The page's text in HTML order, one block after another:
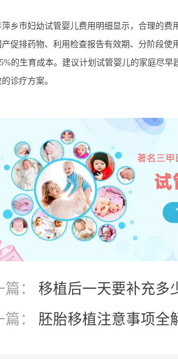
萍乡市妇幼试管婴儿费用明细显示，合理的
产促排药物、利用检查报告有效期、分阶段使
的生育成本。建议计划试管婴儿的家庭尽
诊疗方案。
篇： 移植后一天要补充多
准
篇： 胚胎移植注意事项全